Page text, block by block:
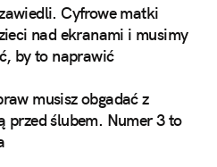
Cyfrowe matki
nad ekranami i musimy
by to naprawić
musisz obgadać z
przed ślubem. Numer 3 to